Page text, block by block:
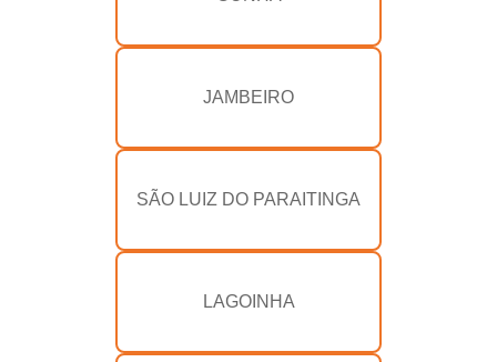
JAMBEIRO
SÃO LUIZ DO PARAITINGA
LAGOINHA